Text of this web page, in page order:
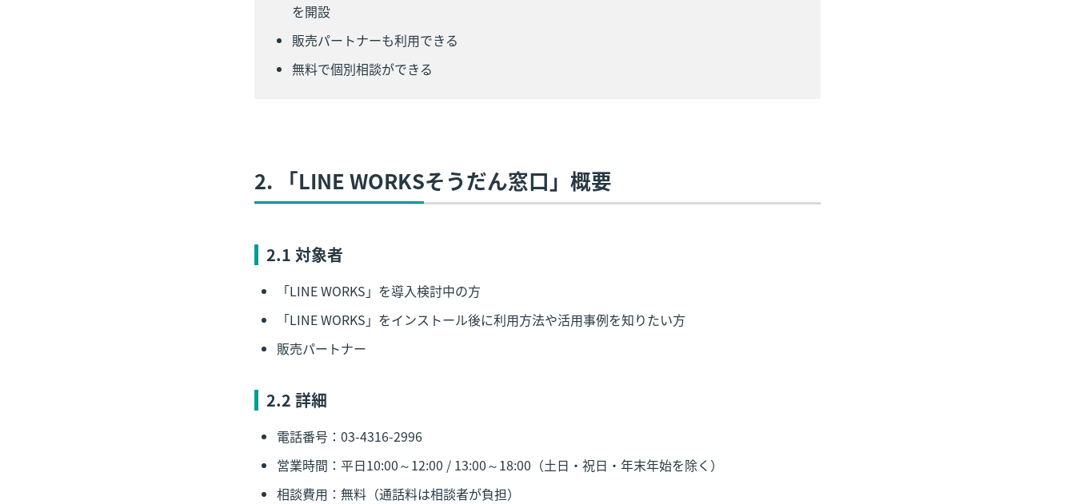
を開設
販売パートナーも利用できる
無料で個別相談ができる
2. 「LINE WORKSそうだん窓口」概要
2.1 対象者
「LINE WORKS」を導入検討中の方
「LINE WORKS」をインストール後に利用方法や活用事例を知りたい方
販売パートナー
2.2 詳細
電話番号：03-4316-2996
営業時間：平日10:00～12:00 / 13:00～18:00（土日・祝日・年末年始を除く）
相談費用：無料（通話料は相談者が負担）